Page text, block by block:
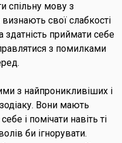
спільну мову з
свої слабкості
здатність приймати себе
з помилками
з найпроникливіших і
Вони мають
і помічати навіть ті
би ігнорувати.